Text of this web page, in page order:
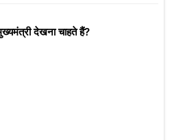
देखना चाहते हैं?